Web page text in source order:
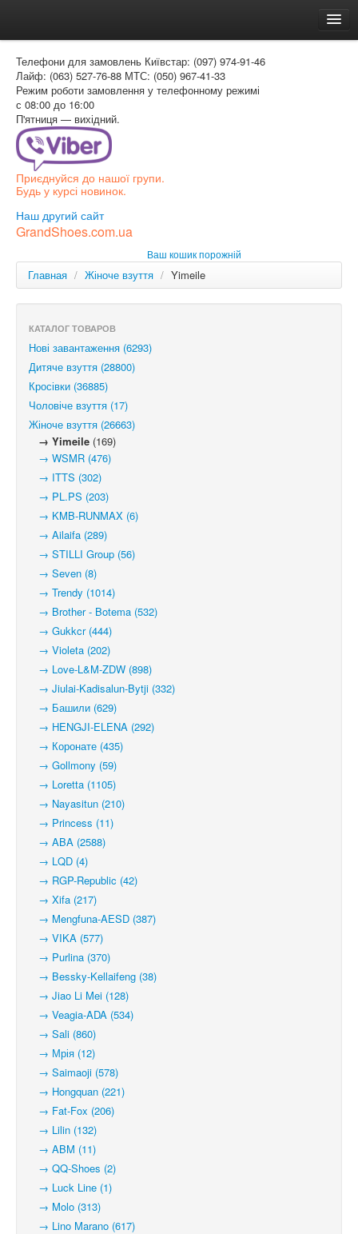
Доставка и оплата
Как заказать
Контакти
Таблиця розмірів
Вхід для покупця
РОС
Телефони для замовлень Київстар: (097) 974-91-46
Лайф: (063) 527-76-88 МТС: (050) 967-41-33
Режим роботи замовлення у телефонному режимі
с 08:00 до 16:00
П'ятниця — вихідний.
Приєднуйся до нашої групи.
Будь у курсі новинок.
Наш другий сайт
GrandShoes.com.ua
Ваш кошик порожній
Главная / Жіноче взуття / Yimeile
КАТАЛОГ ТОВАРОВ
Нові завантаження (6293)
Дитяче взуття (28800)
Кросівки (36885)
Чоловіче взуття (17)
Жіноче взуття (26663)
→ Yimeile (169)
→ WSMR (476)
→ ITTS (302)
→ PL.PS (203)
→ KMB-RUNMAX (6)
→ Ailaifa (289)
→ STILLI Group (56)
→ Seven (8)
→ Trendy (1014)
→ Brother - Botema (532)
→ Gukkcr (444)
→ Violeta (202)
→ Love-L&M-ZDW (898)
→ Jiulai-Kadisalun-Bytji (332)
→ Башили (629)
→ HENGJI-ELENA (292)
→ Коронате (435)
→ Gollmony (59)
→ Loretta (1105)
→ Nayasitun (210)
→ Princess (11)
→ ABA (2588)
→ LQD (4)
→ RGP-Republic (42)
→ Xifa (217)
→ Mengfuna-AESD (387)
→ VIKA (577)
→ Purlina (370)
→ Bessky-Kellaifeng (38)
→ Jiao Li Mei (128)
→ Veagia-ADA (534)
→ Sali (860)
→ Мрія (12)
→ Saimaoji (578)
→ Hongquan (221)
→ Fat-Fox (206)
→ Lilin (132)
→ ABM (11)
→ QQ-Shoes (2)
→ Luck Line (1)
→ Molo (313)
→ Lino Marano (617)